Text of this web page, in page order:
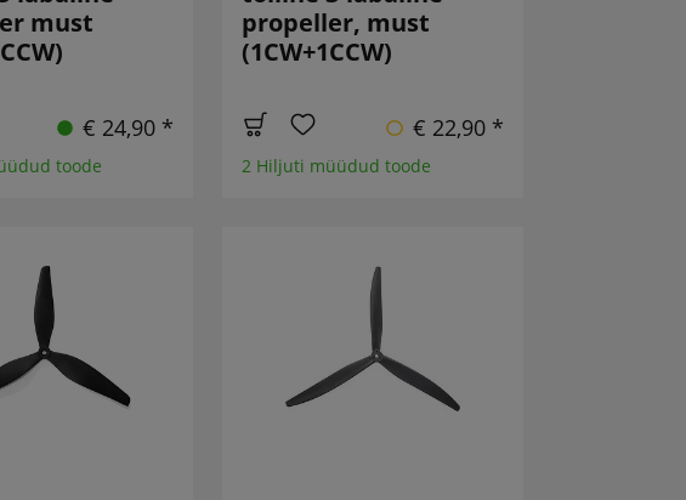
must
€ 24,90 *
toode
propeller, must
(1CW+1CCW)
€ 22,90 *
2 Hiljuti müüdud toode